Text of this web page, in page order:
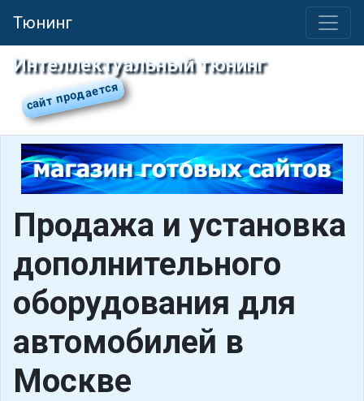
Тюнинг
Интеллектуальный тюнинг
Продажа и установка
дополнительного
оборудования для
автомобилей в
Москве